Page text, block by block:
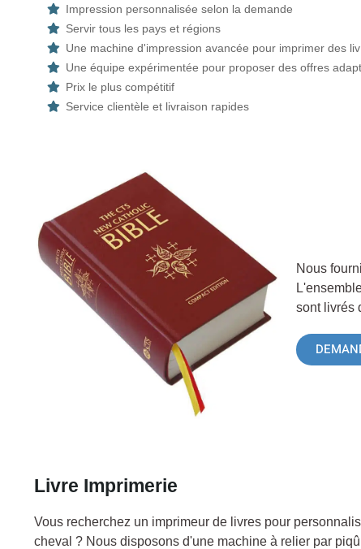
Impression personnalisée selon la demande
Servir tous les pays et régions
Une machine d'impression avancée pour imprimer des
Une équipe expérimentée pour proposer des offres
Prix le plus compétitif
Service clientèle et livraison rapides
Nous
sont livrés
Livre Imprimerie
Vous recherchez un imprimeur de livres pour
cheval ? Nous disposons d'une machine à relier par